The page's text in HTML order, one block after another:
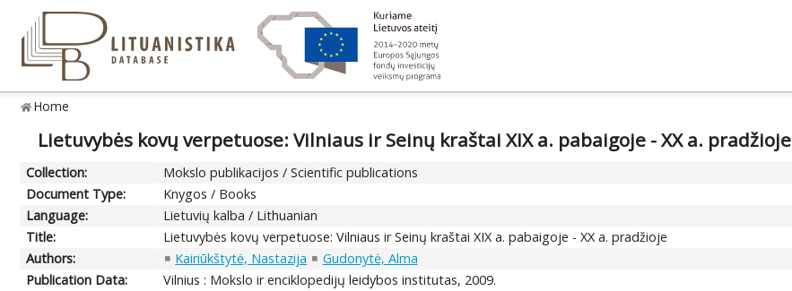
Home
Lietuvybės kovų verpetuose: Vilniaus ir Seinų kraštai XIX a. pabaigoje - XX a. pradžioje
Collection:
Mokslo publikacijos / Scientific publications
Document Type:
Knygos / Books
Language:
Lietuvių kalba / Lithuanian
Title:
Lietuvybės kovų verpetuose: Vilniaus ir Seinų kraštai XIX a. pabaigoje - XX a. pradžioje
Authors:
Kairiūkštytė, Nastazija
Gudonytė, Alma
Publication Data:
Vilnius : Mokslo ir enciklopedijų leidybos institutas, 2009.